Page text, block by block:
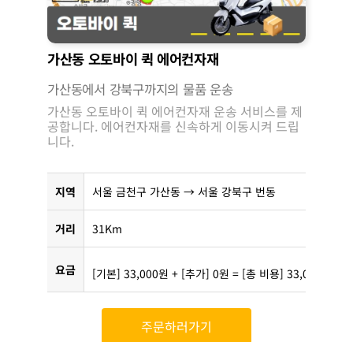
가산동 오토바이 퀵 에어컨자재
가산동에서 강북구까지의 물품 운송
가산동 오토바이 퀵 에어컨자재 운송 서비스를 제
공합니다. 에어컨자재를 신속하게 이동시켜 드립
니다.
지역 서울 금천구 가산동 → 서울 강북구 번동
거리 31Km
요금 [기본] 33,000원 + [추가] 0원 = [총 비용] 33,000원
주문하러가기